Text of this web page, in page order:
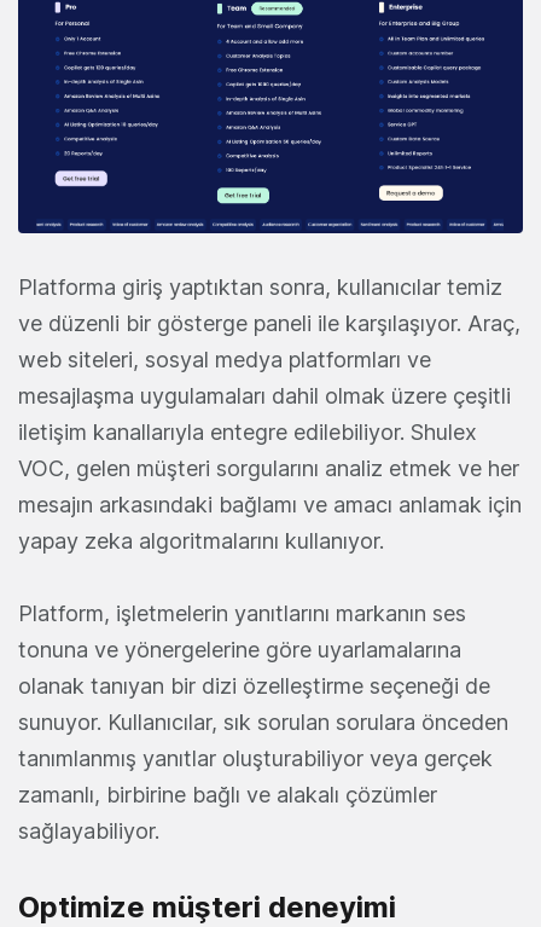
Platforma giriş yaptıktan sonra, kullanıcılar temiz
ve düzenli bir gösterge paneli ile karşılaşıyor. Araç,
web siteleri, sosyal medya platformları ve
mesajlaşma uygulamaları dahil olmak üzere çeşitli
iletişim kanallarıyla entegre edilebiliyor. Shulex
VOC, gelen müşteri sorgularını analiz etmek ve her
mesajın arkasındaki bağlamı ve amacı anlamak için
yapay zeka algoritmalarını kullanıyor.
Platform, işletmelerin yanıtlarını markanın ses
tonuna ve yönergelerine göre uyarlamalarına
olanak tanıyan bir dizi özelleştirme seçeneği de
sunuyor. Kullanıcılar, sık sorulan sorulara önceden
tanımlanmış yanıtlar oluşturabiliyor veya gerçek
zamanlı, birbirine bağlı ve alakalı çözümler
sağlayabiliyor.
Optimize müşteri deneyimi